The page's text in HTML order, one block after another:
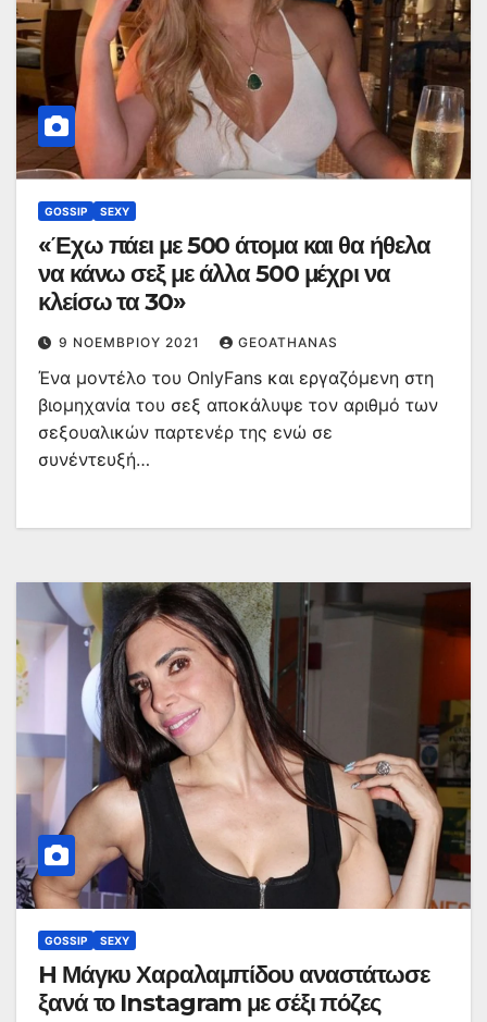
GOSSIP SEXY
«Έχω πάει με 500 άτομα και θα ήθελα
να κάνω σεξ με άλλα 500 μέχρι να
κλείσω τα 30»
9 ΝΟΕΜΒΡΊΟΥ 2021 GEOATHANAS
Ένα μοντέλο του OnlyFans και εργαζόμενη στη
βιομηχανία του σεξ αποκάλυψε τον αριθμό των
σεξουαλικών παρτενέρ της ενώ σε
συνέντευξή…
GOSSIP SEXY
H Μάγκυ Χαραλαμπίδου αναστάτωσε
ξανά το Instagram με σέξι πόζες